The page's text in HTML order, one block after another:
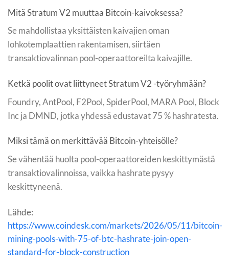
Mitä Stratum V2 muuttaa Bitcoin-kaivoksessa?
Se mahdollistaa yksittäisten kaivajien oman
lohkotemplaattien rakentamisen, siirtäen
transaktiovalinnan pool-operaattoreilta kaivajille.
Ketkä poolit ovat liittyneet Stratum V2 -työryhmään?
Foundry, AntPool, F2Pool, SpiderPool, MARA Pool, Block
Inc ja DMND, jotka yhdessä edustavat 75 % hashratesta.
Miksi tämä on merkittävää Bitcoin-yhteisölle?
Se vähentää huolta pool-operaattoreiden keskittymästä
transaktiovalinnoissa, vaikka hashrate pysyy
keskittyneenä.
Lähde:
https://www.coindesk.com/markets/2026/05/11/bitcoin-
mining-pools-with-75-of-btc-hashrate-join-open-
standard-for-block-construction